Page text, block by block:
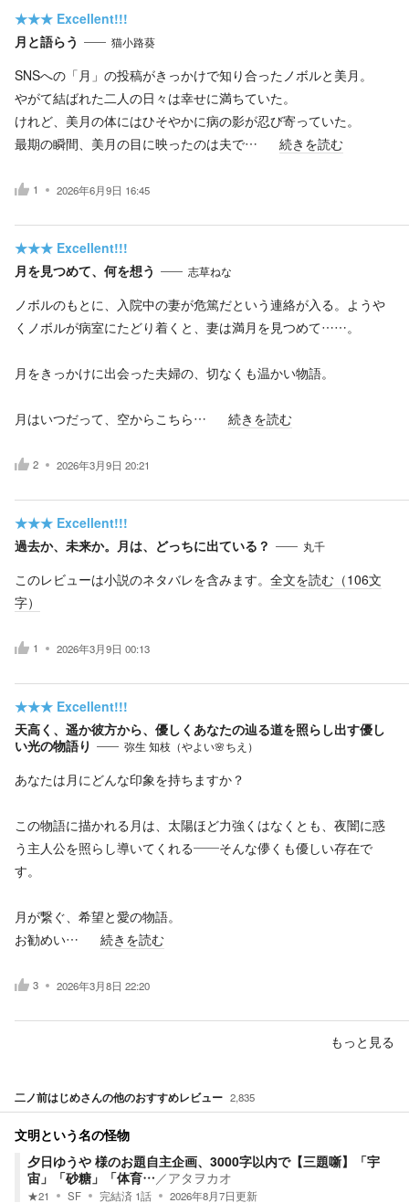
★★★ Excellent!!!
月と語らう
猫小路葵
SNSへの「月」の投稿がきっかけで知り合ったノボルと美月。
やがて結ばれた二人の日々は幸せに満ちていた。
けれど、美月の体にはひそやかに病の影が忍び寄っていた。
最期の瞬間、美月の目に映ったのは夫で…
続きを読む
1 2026年6月9日 16:45
★★★ Excellent!!!
月を見つめて、何を想う
志草ねな
ノボルのもとに、入院中の妻が危篤だという連絡が入る。ようや
くノボルが病室にたどり着くと、妻は満月を見つめて……。
月をきっかけに出会った夫婦の、切なくも温かい物語。
月はいつだって、空からこちら… 続きを読む
2 2026年3月9日 20:21
★★★ Excellent!!!
過去か、未来か。月は、どっちに出ている？
丸千
このレビューは小説のネタバレを含みます。 全文を読む（106文
字）
1 2026年3月9日 00:13
★★★ Excellent!!!
天高く、遥か彼方から、優しくあなたの辿る道を照らし出す優し
い光の物語り
弥生 知枝（やよい🌸ちえ）
あなたは月にどんな印象を持ちますか？
この物語に描かれる月は、太陽ほど力強くはなくとも、夜闇に惑
う主人公を照らし導いてくれる――そんな儚くも優しい存在で
す。
月が繋ぐ、希望と愛の物語。
お勧めい…
続きを読む
3 2026年3月8日 22:20
もっと見る
二ノ前はじめさんの他のおすすめレビュー 2,835
文明という名の怪物
夕日ゆうや 様のお題自主企画、3000字以内で【三題噺】「宇
宙」「砂糖」「体育… ／アタヲカオ
★21 SF 完結済 1話 2026年8月7日更新